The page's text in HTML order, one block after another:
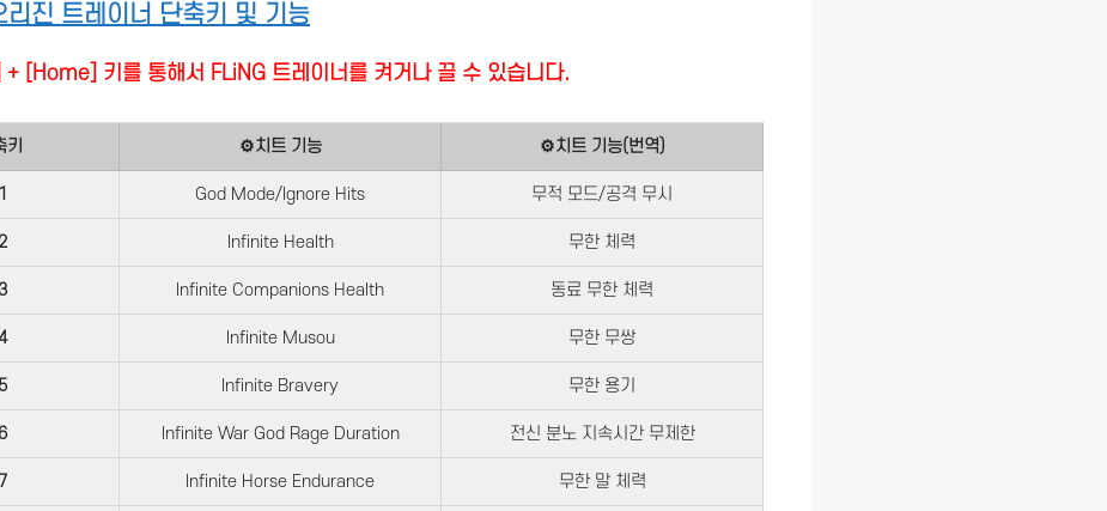
리진 트레이너 단축키 및 기능
[Home] 키를 통해서 FLiNG 트레이너를 켜거나 끌 수 있습니다.
⚙치트 기능 ⚙치트 기능(번역)
God Mode/Ignore Hits 무적 모드/공격 무시
Infinite Health 무한 체력
Infinite Companions Health 동료 무한 체력
Infinite Musou 무한 무쌍
Infinite Bravery 무한 용기
Infinite War God Rage Duration 전신 분노 지속시간 무제한
Infinite Horse Endurance 무한 말 체력